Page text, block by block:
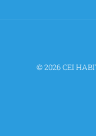
© 2026 CEI